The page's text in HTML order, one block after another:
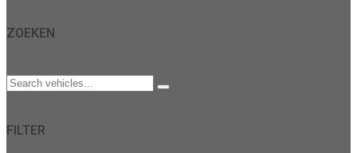
ZOEKEN
FILTER